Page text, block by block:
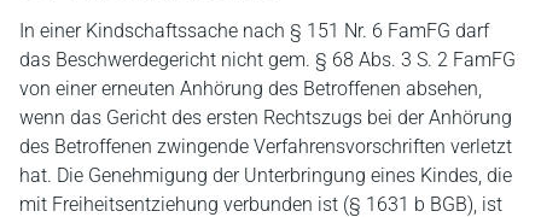
In einer Kindschaftssache nach § 151 Nr. 6 FamFG darf
das Beschwerdegericht nicht gem. § 68 Abs. 3 S. 2 FamFG
von einer erneuten Anhörung des Betroffenen absehen,
wenn das Gericht des ersten Rechtszugs bei der Anhörung
des Betroffenen zwingende Verfahrensvorschriften verletzt
hat. Die Genehmigung der Unterbringung eines Kindes, die
mit Freiheitsentziehung verbunden ist (§ 1631 b BGB), ist